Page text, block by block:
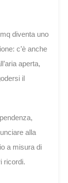
diventa uno
c’è anche
aperta,
il
alla
a misura di
ricordi.